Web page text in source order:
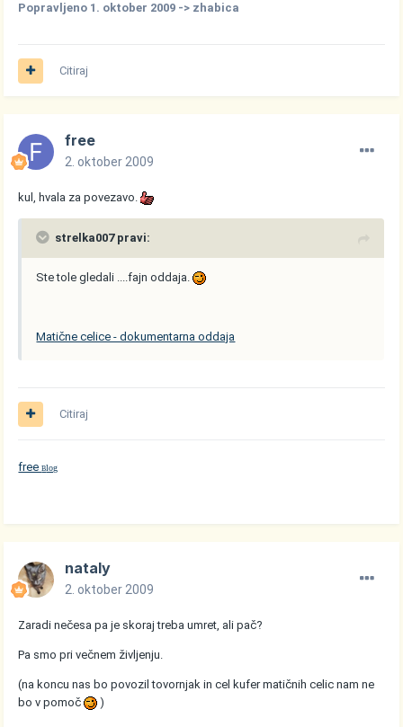
Popravljeno 1. oktober 2009 -> zhabica
Citiraj
free
2. oktober 2009
kul, hvala za povezavo.
strelka007 pravi:
Ste tole gledali ....fajn oddaja.
Matične celice - dokumentarna oddaja
Citiraj
freeBlog
nataly
2. oktober 2009
Zaradi nečesa pa je skoraj treba umret, ali pač?
Pa smo pri večnem življenju.
(na koncu nas bo povozil tovornjak in cel kufer matičnih celic nam ne
bo v pomoč
)